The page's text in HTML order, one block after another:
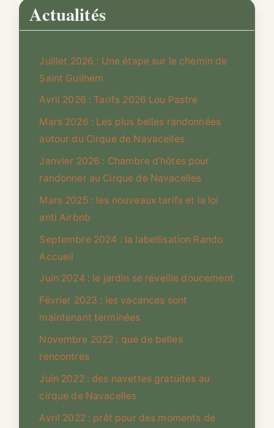
Actualités
Juillet 2026 : Une étape sur le chemin de
Saint Guilhem
Avril 2026 : Tarifs 2026 Lou Pastre
Mars 2026 : Les plus belles randonnées
autour du Cirque de Navacelles
Janvier 2026 : Chambre d’hôtes pour
randonner au Cirque de Navacelles
Mars 2025 : les nouveaux tarifs et la loi
anti Airbnb
Septembre 2024 : la labellisation Rando
Accueil
Juin 2024 : le jardin se réveille doucement
Février 2023 : les vacances sont
maintenant terminées
Novembre 2022 : que de belles
rencontres
Juin 2022 : des navettes gratuites au
cirque de Navacelles
Avril 2022 : prêt pour des moments de